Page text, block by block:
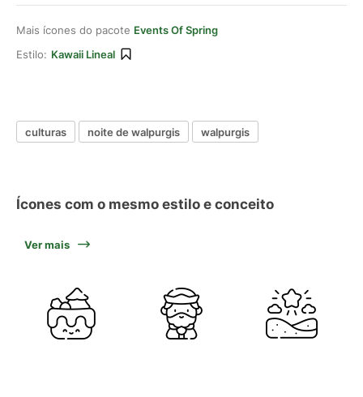
Mais ícones do pacote Events Of Spring
Estilo: Kawaii Lineal
culturas noite de walpurgis walpurgis
Ícones com o mesmo estilo e conceito
Ver mais